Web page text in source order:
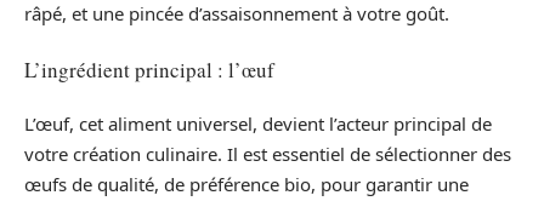
râpé, et une pincée d’assaisonnement à votre goût.
L’ingrédient principal : l’œuf
L’œuf, cet aliment universel, devient l’acteur principal de
votre création culinaire. Il est essentiel de sélectionner des
œufs de qualité, de préférence bio, pour garantir une